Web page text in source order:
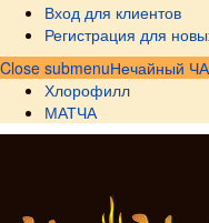
Вход для клиентов
Регистрация для
Close submenuНечайный
Хлорофилл
МАТЧА